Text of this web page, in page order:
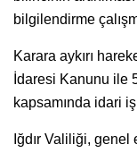
bilgilendirme
Karara aykırı
İdaresi Kanunu ile
kapsamında idari
Iğdır Valiliği, genel